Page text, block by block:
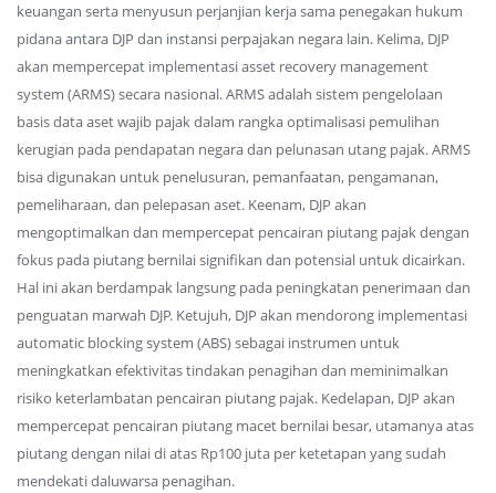
keuangan serta menyusun perjanjian kerja sama penegakan hukum
pidana antara DJP dan instansi perpajakan negara lain. Kelima, DJP
akan mempercepat implementasi asset recovery management
system (ARMS) secara nasional. ARMS adalah sistem pengelolaan
basis data aset wajib pajak dalam rangka optimalisasi pemulihan
kerugian pada pendapatan negara dan pelunasan utang pajak. ARMS
bisa digunakan untuk penelusuran, pemanfaatan, pengamanan,
pemeliharaan, dan pelepasan aset. Keenam, DJP akan
mengoptimalkan dan mempercepat pencairan piutang pajak dengan
fokus pada piutang bernilai signifikan dan potensial untuk dicairkan.
Hal ini akan berdampak langsung pada peningkatan penerimaan dan
penguatan marwah DJP. Ketujuh, DJP akan mendorong implementasi
automatic blocking system (ABS) sebagai instrumen untuk
meningkatkan efektivitas tindakan penagihan dan meminimalkan
risiko keterlambatan pencairan piutang pajak. Kedelapan, DJP akan
mempercepat pencairan piutang macet bernilai besar, utamanya atas
piutang dengan nilai di atas Rp100 juta per ketetapan yang sudah
mendekati daluwarsa penagihan.